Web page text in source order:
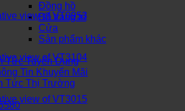
Đồng hồ
Đồ trang trí
Cửa
Sản phẩm khác
Tức Tuyển Dụng
Tin Khuyến Mãi
Tức Thị Trường